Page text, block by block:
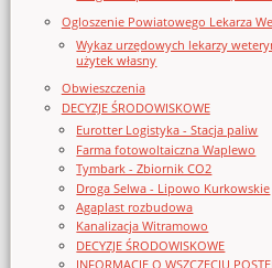
Ogloszenie Powiatowego Lekarza
Wykaz urzędowych lekarzy
użytek własny
Obwieszczenia
DECYZJE ŚRODOWISKOWE
Eurotter Logistyka - Stacja paliw
Farma fotowoltaiczna Waplewo
Tymbark - Zbiornik CO2
Droga Selwa - Lipowo Kurkowskie
Agaplast rozbudowa
Kanalizacja Witramowo
DECYZJE ŚRODOWISKOWE
INFORMACJE O WSZCZĘCIU